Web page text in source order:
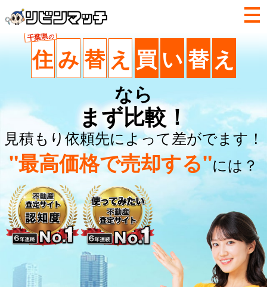
千葉県の
住み替 え 買 い替 え
なら
まず比較！
見積もり依頼先によって差がでます！
"最高価格で売却する"には？